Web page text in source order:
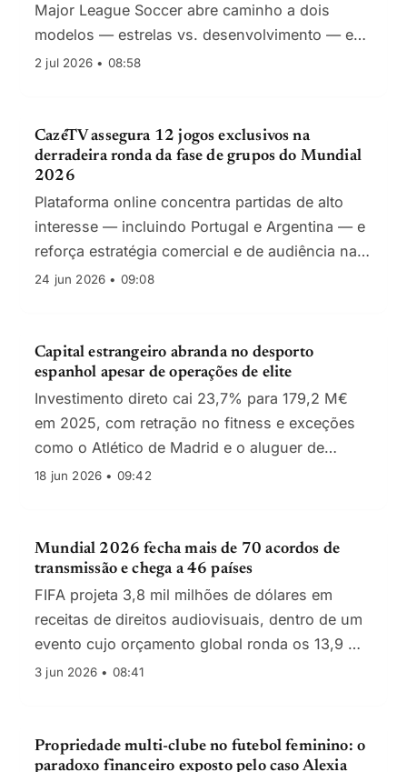
Major League Soccer abre caminho a dois
modelos — estrelas vs. desenvolvimento — e
ganha peso em transferências e audiência no
2 jul 2026 • 08:58
CazéTV assegura 12 jogos exclusivos na
derradeira ronda da fase de grupos do Mundial
2026
Plataforma online concentra partidas de alto
interesse — incluindo Portugal e Argentina — e
reforça estratégia comercial e de audiência na
última jornada antes dos oitavos-de-final
24 jun 2026 • 09:08
Capital estrangeiro abranda no desporto
espanhol apesar de operações de elite
Investimento direto cai 23,7% para 179,2 M€
em 2025, com retração no fitness e exceções
como o Atlético de Madrid e o aluguer de
artigos desportivos.
18 jun 2026 • 09:42
Mundial 2026 fecha mais de 70 acordos de
transmissão e chega a 46 países
FIFA projeta 3,8 mil milhões de dólares em
receitas de direitos audiovisuais, dentro de um
evento cujo orçamento global ronda os 13,9 mil
milhões.
3 jun 2026 • 08:41
Propriedade multi-clube no futebol feminino: o
paradoxo financeiro exposto pelo caso Alexia